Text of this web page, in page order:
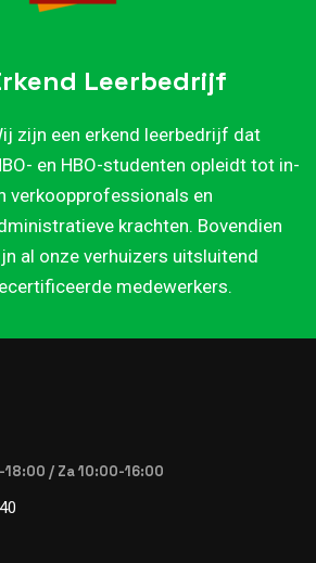
Leerbedrijf
zijn een erkend leerbedrijf dat
en HBO-studenten opleidt tot in-
verkoopprofessionals en
krachten. Bovendien
al onze verhuizers uitsluitend
medewerkers.
/ Za 10:00-16:00